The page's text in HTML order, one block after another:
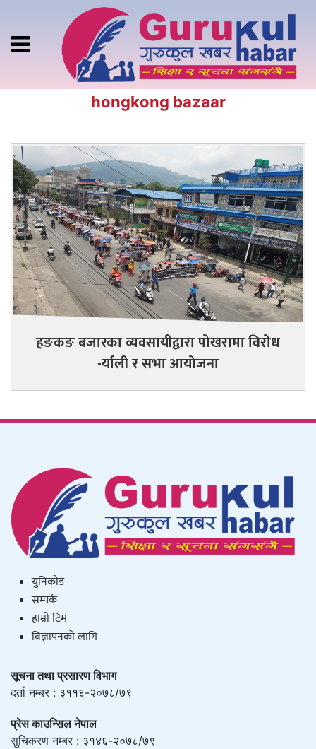
hongkong bazaar
हङकङ बजारका व्यवसायीद्वारा पोखरामा विरोध
-र्याली र सभा आयोजना
युनिकाेड
सम्पर्क
हाम्राे टिम
विज्ञापनको लागि
सूचना तथा प्रसारण विभाग
दर्ता नम्बर : ३११६-२०७८/७९
प्रेस काउन्सिल नेपाल
सुचिकरण नम्बर : ३१४६-२०७८/७९